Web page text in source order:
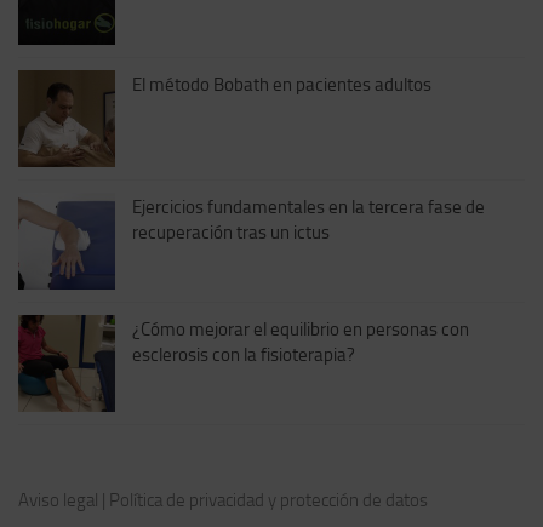
El método Bobath en pacientes adultos
Ejercicios fundamentales en la tercera fase de
recuperación tras un ictus
¿Cómo mejorar el equilibrio en personas con
esclerosis con la fisioterapia?
Aviso legal | Política de privacidad y protección de datos